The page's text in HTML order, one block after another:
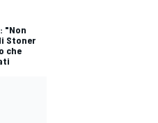
"Non
Stoner
che